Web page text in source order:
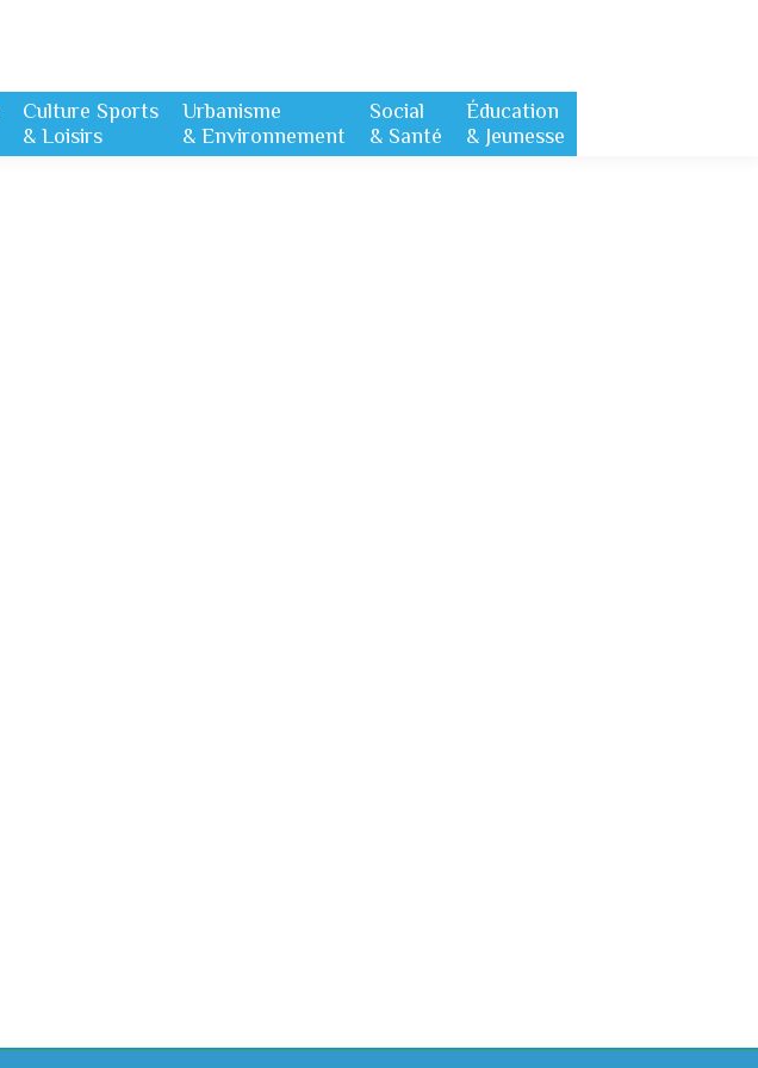
Culture Sports
& Loisirs
Urbanisme
& Environnement
Social
& Santé
Éducation
& Jeunesse